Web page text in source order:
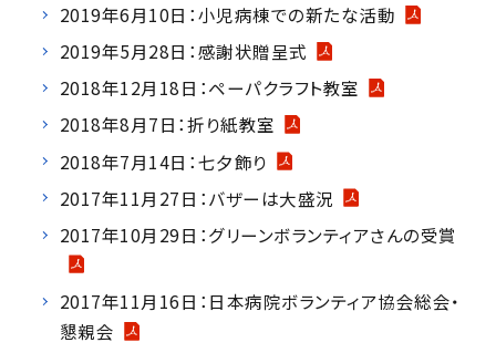
2019年6月10日：小児病棟での新たな活動
2019年5月28日：感謝状贈呈式
2018年12月18日：ペーパクラフト教室
2018年8月7日：折り紙教室
2018年7月14日：七夕飾り
2017年11月27日：バザーは大盛況
2017年10月29日：グリーンボランティアさんの受賞
2017年11月16日：日本病院ボランティア協会総会・
懇親会